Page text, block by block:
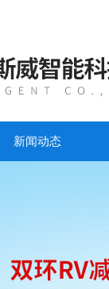
新闻动态